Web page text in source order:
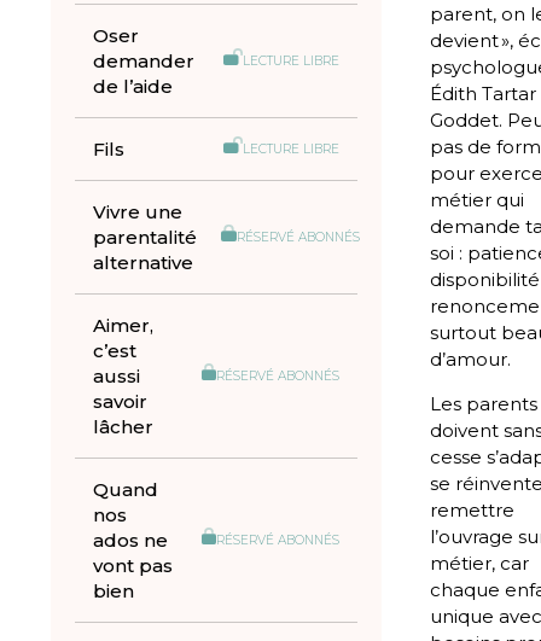
Oser
demander
de l’aide
LECTURE LIBRE
Fils LECTURE LIBRE
Vivre une
parentalité
alternative
RÉSERVÉ ABONNÉS
Aimer,
c’est
aussi
savoir
lâcher
RÉSERVÉ ABONNÉS
Quand
nos
ados ne
vont pas
bien
RÉSERVÉ ABONNÉS
parent, on
devient »,
Édith Tartar
Goddet.
pas de
pour
métier qui
demande
soi :
surtout
d’amour.
Les parents
doivent
cesse
se
remettre
l’ouvrage
métier, car
chaque
unique